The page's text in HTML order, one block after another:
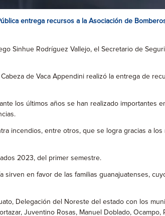
entrega recursos a la Asociación de
Sinhue Rodríguez Vallejo, el Secretario de
de Vaca Appendini realizó la entrega de
los últimos años se han realizado importantes
incendios, entre otros, que se logra gracias a
2023, del primer semestre.
en favor de las familias guanajuatenses,
Delegación del Noreste del estado con los
Juventino Rosas, Manuel Doblado, Ocampo,